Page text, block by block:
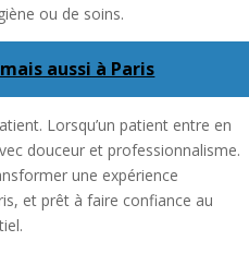
ou de soins.
aussi à Paris
Lorsqu’un patient entre en
douceur et professionnalisme.
une expérience
et prêt à faire confiance au